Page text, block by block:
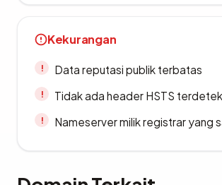
Kekurangan
Data reputasi publik terbatas
Tidak ada header HSTS
Nameserver milik registrar yang